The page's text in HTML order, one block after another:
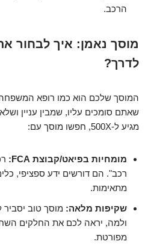
הרכב.
מוסך נאמן: איך לבחור
לדרך?
המוסך שלכם הוא כמו רופא
שאתם סומכים עליו, שמבין עניין
מגיע ל-500X, חפשו מוסך עם:
מומחיות בפיאט/קבוצת FCA:
רכב". הם דורשים ידע ספציפי, כלים
מתאימות.
שקיפות מלאה: מוסך טוב
ולמה, יראה לכם את החלקים
מפורטת.